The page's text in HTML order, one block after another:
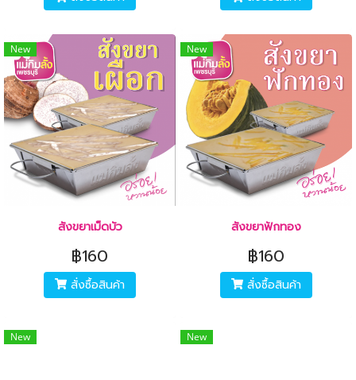
New
สังขยาเม็ดบัว
฿160
สั่งซื้อสินค้า
New
สังขยาฟักทอง
฿160
สั่งซื้อสินค้า
New New